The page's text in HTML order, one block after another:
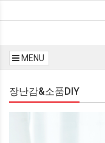
MENU
장난감&소품DIY